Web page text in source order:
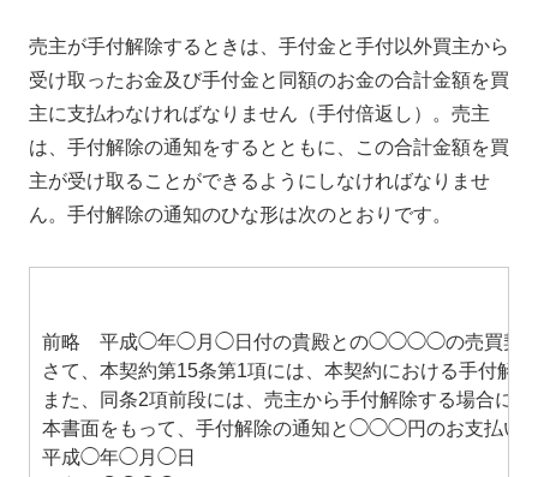
売主が手付解除するときは、手付金と手付以外買主から
受け取ったお金及び手付金と同額のお金の合計金額を買
主に支払わなければなりません（手付倍返し）。売主
は、手付解除の通知をするとともに、この合計金額を買
主が受け取ることができるようにしなければなりませ
ん。手付解除の通知のひな形は次のとおりです。
前略 平成◯年◯月◯日付の貴殿との◯◯◯◯の売買契約（
さて、本契約第15条第1項には、本契約における手付
また、同条2項前段には、売主から手付解除する場合
本書面をもって、手付解除の通知と◯◯◯円のお支払
平成◯年◯月◯日